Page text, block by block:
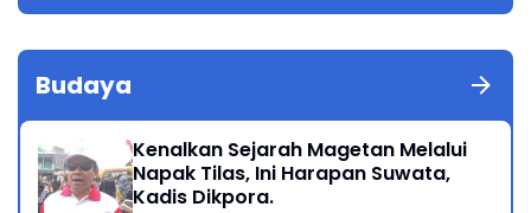
Budaya
Kenalkan Sejarah Magetan Melalui
Napak Tilas, Ini Harapan Suwata,
Kadis Dikpora.